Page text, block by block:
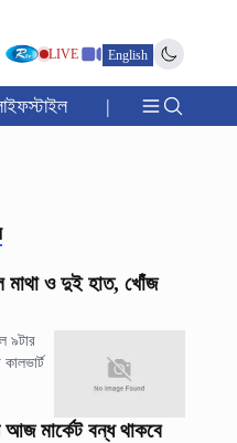
LIVE English
|
মাথা ও দুই হাত, খোঁজ
৯টার
আজ মার্কেট বন্ধ থাকবে